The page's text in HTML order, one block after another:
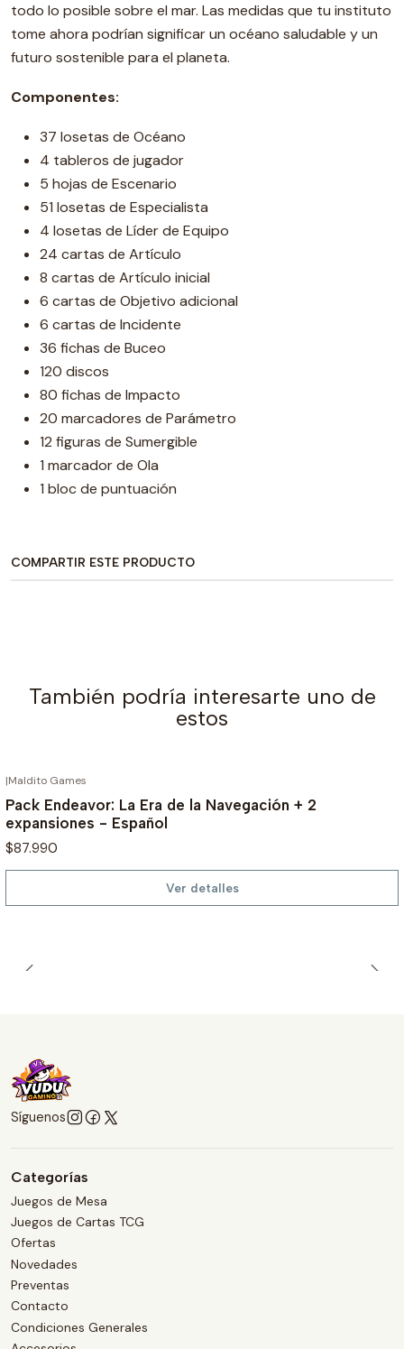
todo lo posible sobre el mar. Las medidas que tu instituto
tome ahora podrían significar un océano saludable y un
futuro sostenible para el planeta.
Componentes:
37 losetas de Océano
4 tableros de jugador
5 hojas de Escenario
51 losetas de Especialista
4 losetas de Líder de Equipo
24 cartas de Artículo
8 cartas de Artículo inicial
6 cartas de Objetivo adicional
6 cartas de Incidente
36 fichas de Buceo
120 discos
80 fichas de Impacto
20 marcadores de Parámetro
12 figuras de Sumergible
1 marcador de Ola
1 bloc de puntuación
COMPARTIR ESTE PRODUCTO
También podría interesarte uno de
estos
|Maldito Games
Pack Endeavor: La Era de la Navegación + 2
expansiones - Español
$87.990
Ver detalles
Síguenos
Categorías
Juegos de Mesa
Juegos de Cartas TCG
Ofertas
Novedades
Preventas
Contacto
Condiciones Generales